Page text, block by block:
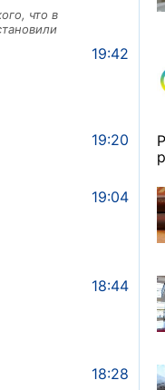
что в
19:42
19:20
19:04
18:44
18:28